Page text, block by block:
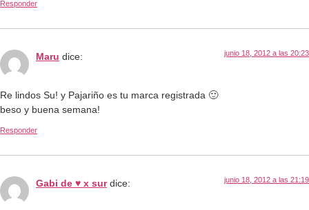
Responder
Maru dice: junio 18, 2012 a las 20:23
Re lindos Su! y Pajariño es tu marca registrada 🙂
beso y buena semana!
Responder
Gabi de ♥ x sur dice: junio 18, 2012 a las 21:19